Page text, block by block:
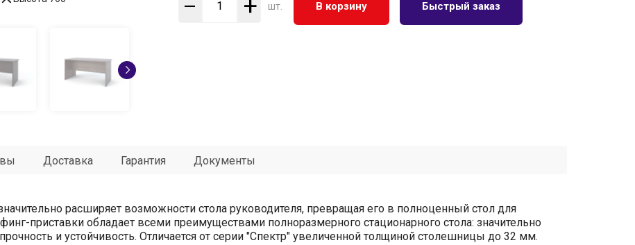
+ шт. В корзину Быстрый заказ
Доставка Гарантия Документы
расширяет возможности стола руководителя, превращая его в полноценный стол для
приставки обладает всеми преимуществами полноразмерного стационарного стола: значительно
и устойчивость. Отличается от серии "Спектр" увеличенной толщиной столешницы до 32 мм.